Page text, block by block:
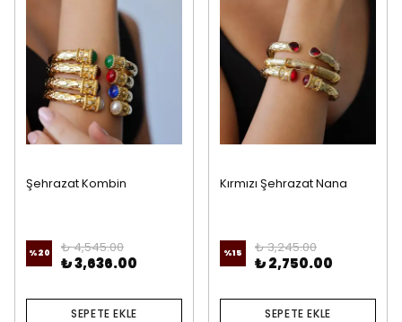
Şehrazat Kombin
%20 ₺ 4,545.00
₺ 3,636.00
SEPETE EKLE
Kırmızı Şehrazat Nana
%15 ₺ 3,245.00
₺ 2,750.00
SEPETE EKLE